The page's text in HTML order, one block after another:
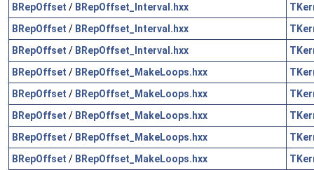
BRepOffset / BRepOffset_Interval.hxx
BRepOffset / BRepOffset_Interval.hxx
BRepOffset / BRepOffset_Interval.hxx
BRepOffset / BRepOffset_MakeLoops.hxx
BRepOffset / BRepOffset_MakeLoops.hxx
BRepOffset / BRepOffset_MakeLoops.hxx
BRepOffset / BRepOffset_MakeLoops.hxx
BRepOffset / BRepOffset_MakeLoops.hxx